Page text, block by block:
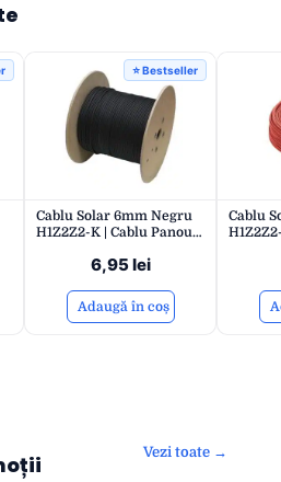
⭐ Bestseller
Cablu Solar 6mm Negru
H1Z2Z2-K | Cablu Panouri
| Eficient și Durabil
6,95lei
Adaugă în coș
Cablu
Vezi toate →